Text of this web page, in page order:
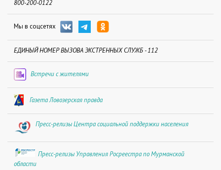
800-200-0122
Мы в соцсетях
ЕДИНЫЙ НОМЕР ВЫЗОВА ЭКСТРЕННЫХ СЛУЖБ - 112
Встречи с жителями
Газета Ловозерская правда
Пресс-релизы Центра социальной поддержки населения
Пресс-релизы Управления Росреестра по Мурманской
области